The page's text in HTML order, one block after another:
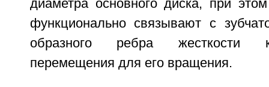
диаметра основного диска, при
функционально связывают с
образного ребра жесткости
перемещения для его вращения.